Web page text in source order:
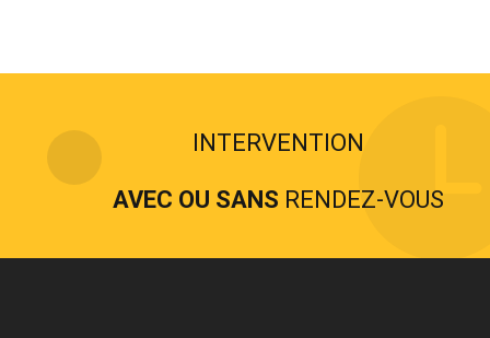
INTERVENTION
AVEC OU SANS RENDEZ-VOUS